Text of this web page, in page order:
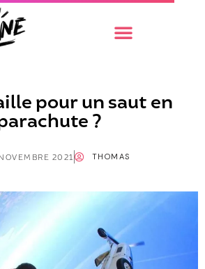
pour un saut en
?
2021 THOMAS